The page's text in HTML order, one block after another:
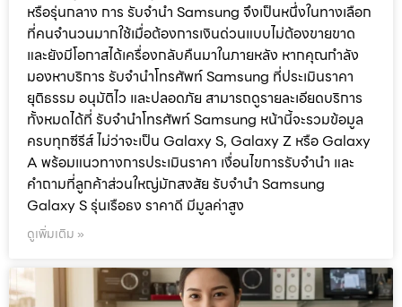
หรือรุ่นกลาง การ รับจำนำ Samsung จึงเป็นหนึ่งในทางเลือก
ที่คนจำนวนมากใช้เมื่อต้องการเงินด่วนแบบไม่ต้องขายขาด
และยังมีโอกาสได้เครื่องกลับคืนมาในภายหลัง หากคุณกำลัง
มองหาบริการ รับจำนำโทรศัพท์ Samsung ที่ประเมินราคา
ยุติธรรม อนุมัติไว และปลอดภัย สามารถดูรายละเอียดบริการ
ทั้งหมดได้ที่ รับจำนำโทรศัพท์ Samsung หน้านี้จะรวมข้อมูล
ครบทุกซีรีส์ ไม่ว่าจะเป็น Galaxy S, Galaxy Z หรือ Galaxy
A พร้อมแนวทางการประเมินราคา เงื่อนไขการรับจำนำ และ
คำถามที่ลูกค้าส่วนใหญ่มักสงสัย รับจำนำ Samsung
Galaxy S รุ่นเรือธง ราคาดี มีมูลค่าสูง
ดูเพิ่มเติม »